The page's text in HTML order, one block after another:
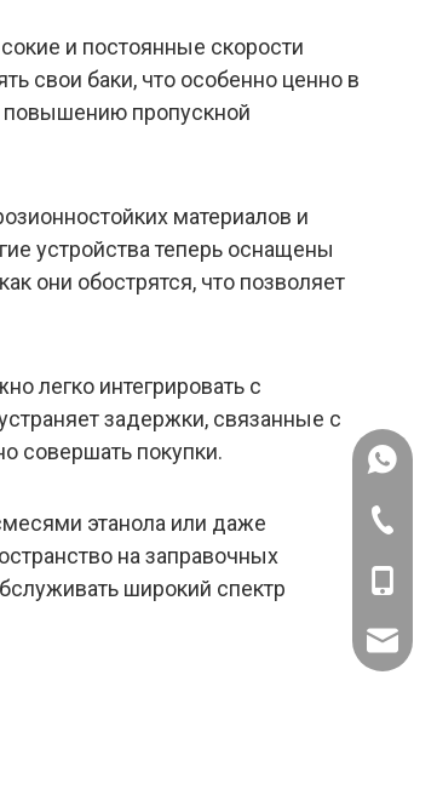
и постоянные скорости
свои баки, что особенно ценно в
повышению пропускной
материалов и
устройства теперь оснащены
они обострятся, что позволяет
легко интегрировать с
задержки, связанные с
совершать покупки.
этанола или даже
на заправочных
широкий спектр
+86
+86-